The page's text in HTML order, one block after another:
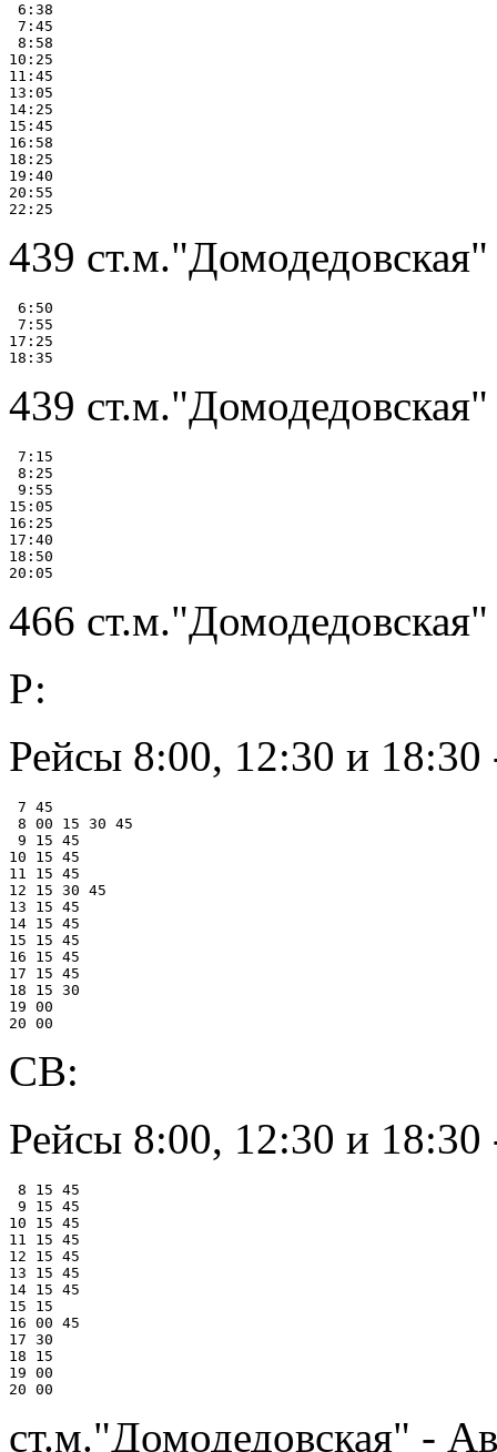
6:38
7:45
8:58
10:25
11:45
13:05
14:25
15:45
16:58
18:25
19:40
20:55
439
6:50
7:55
17:25
439
7:15
8:25
9:55
15:05
16:25
17:40
18:50
466
Р:
Рейсы 8:00, 12:30 и 18:30
7 45
8 00 15 30 45
9 15 45
10 15 45
11 15 45
12 15 30 45
13 15 45
14 15 45
15 15 45
16 15 45
17 15 45
18 15 30
19 00
СВ:
Рейсы 8:00, 12:30 и 18:30
8 15 45
9 15 45
10 15 45
11 15 45
12 15 45
13 15 45
14 15 45
15 15
16 00 45
17 30
18 15
19 00
ст.м."Домодедовская" -